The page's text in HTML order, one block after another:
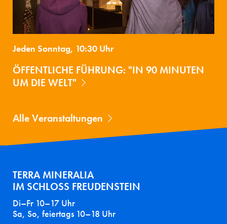
Jeden Sonntag, 10:30 Uhr
ÖFFENTLICHE FÜHRUNG: "IN 90 MINUTEN
UM DIE WELT"
Alle Veranstaltungen
TERRA MINERALIA
IM SCHLOSS FREUDENSTEIN
Di–Fr 10–17 Uhr
Sa, So, feiertags 10–18 Uhr